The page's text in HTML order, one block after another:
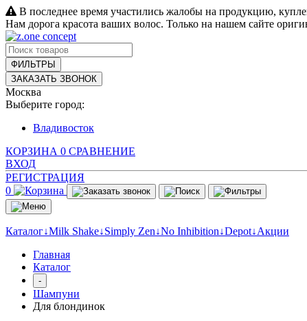
В последнее время участились жалобы на продукцию,
Нам дорога красота ваших волос. Только на нашем сайте
ФИЛЬТРЫ
ЗАКАЗАТЬ ЗВОНОК
Москва
Выберите город:
Владивосток
КОРЗИНА 0 СРАВНЕНИЕ
ВХОД
РЕГИСТРАЦИЯ
0
Каталог↓Milk Shake↓Simply Zen↓No Inhibition↓Depot↓Акции
Главная
Каталог
-
Шампуни
Для блондинок